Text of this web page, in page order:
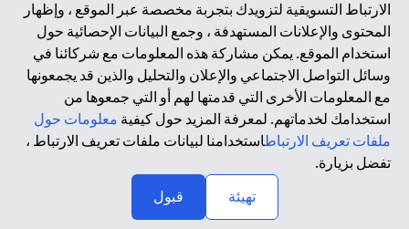
الارتباط التسويقية لتزويدك بتجربة مخصصة عبر الموقع ، وإظهار
المحتوى والإعلانات المستهدفة ، وجمع البيانات الإحصائية حول
استخدام الموقع. يمكن مشاركة هذه المعلومات مع شركائنا في
وسائل التواصل الاجتماعي والإعلان والتحليل والذين قد يجمعونها
مع المعلومات الأخرى التي قدمتها لهم أو التي جمعوها من
استخدامك لخدماتهم. لمعرفة المزيد حول كيفية معلومات حول
ملفات تعريف الارتباطاستخدامنا لبيانات ملفات تعريف الارتباط ،
تفضل بزيارة.
تهيئة
قبول
الإمارات في دبي، و CN-1002019 لفرع أبوظبي. هاتف: 4000 311 04.
فرع سيتي بنك إن إيه - الإمارات العربية المتحدة مرخص من مصرف
الإمارات العربية المتحدة المركزي كفرع لبنك أجنبي.
سيتي بنك إن إيه الإمارات العربية المتحدة مرخص من هيئة الأوراق المالية
والسلع في الإمارات العربية المتحدة ("SCA") للقيام بالنشاط المالي لـ أ)
الاستشارات المالية والتعريف والترويج بموجب ترخيص رقم
20200000097 ب) وسيط تداول في الأسواق الدولية بموجب ترخيص
حقوق الطبع والنشر محفوظة ©2026 سيتي جروب انك.